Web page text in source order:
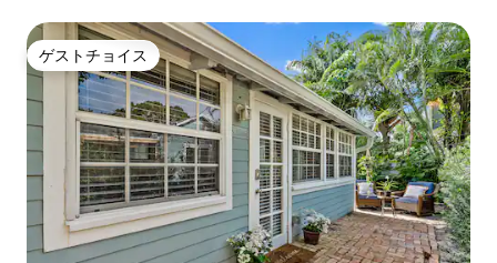
ゲストチョイス
ゲストチョイス